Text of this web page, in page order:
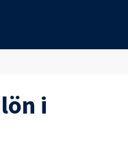
lön i